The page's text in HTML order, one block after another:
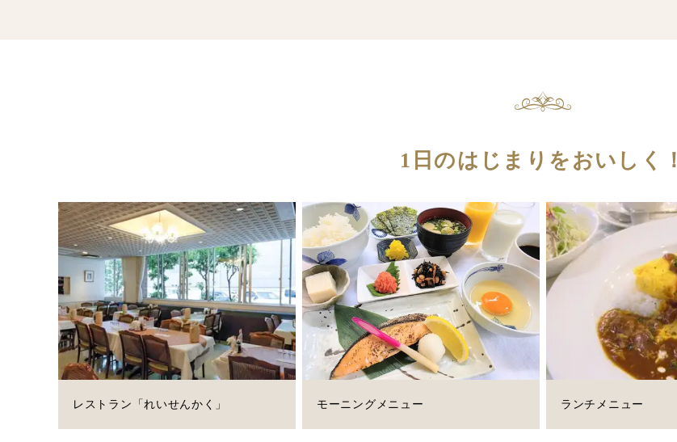
1日のはじまりをおいしく！
レストラン「れいせんかく」 モーニングメニュー ランチメニュー